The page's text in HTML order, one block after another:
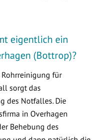
eigentlich ein
(Bottrop)?
für
sorgt das
des Notfalles. Die
in Overhagen
Behebung des